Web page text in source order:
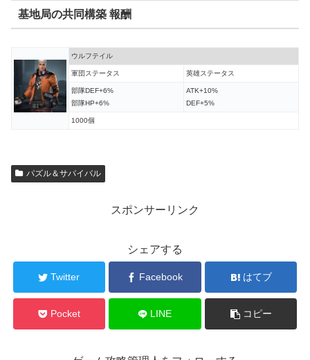
基地局の共同構築 報酬
ウルフテイル
軍団ステータス 英雄ステータス
部隊DEF+6%
部隊HP+6%
ATK+10%
DEF+5%
1000個
パズル＆サバイバル
スポンサーリンク
シェアする
Twitter Facebook はてブ
Pocket LINE コピー